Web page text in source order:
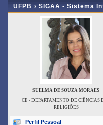
UFPB › SIGAA - Sistema
SUELMA DE SOUZA MORAES
CE - DEPARTAMENTO DE CIÊNCIAS
RELIGIÕES
Perfil Pessoal